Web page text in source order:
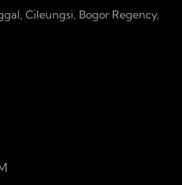
Cileungsi, Bogor Regency,